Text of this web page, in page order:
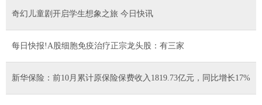
奇幻儿童剧开启学生想象之旅 今日快讯
每日快报!A股细胞免疫治疗正宗龙头股：有三家
新华保险：前10月累计原保险保费收入1819.73亿元，同比增长17%